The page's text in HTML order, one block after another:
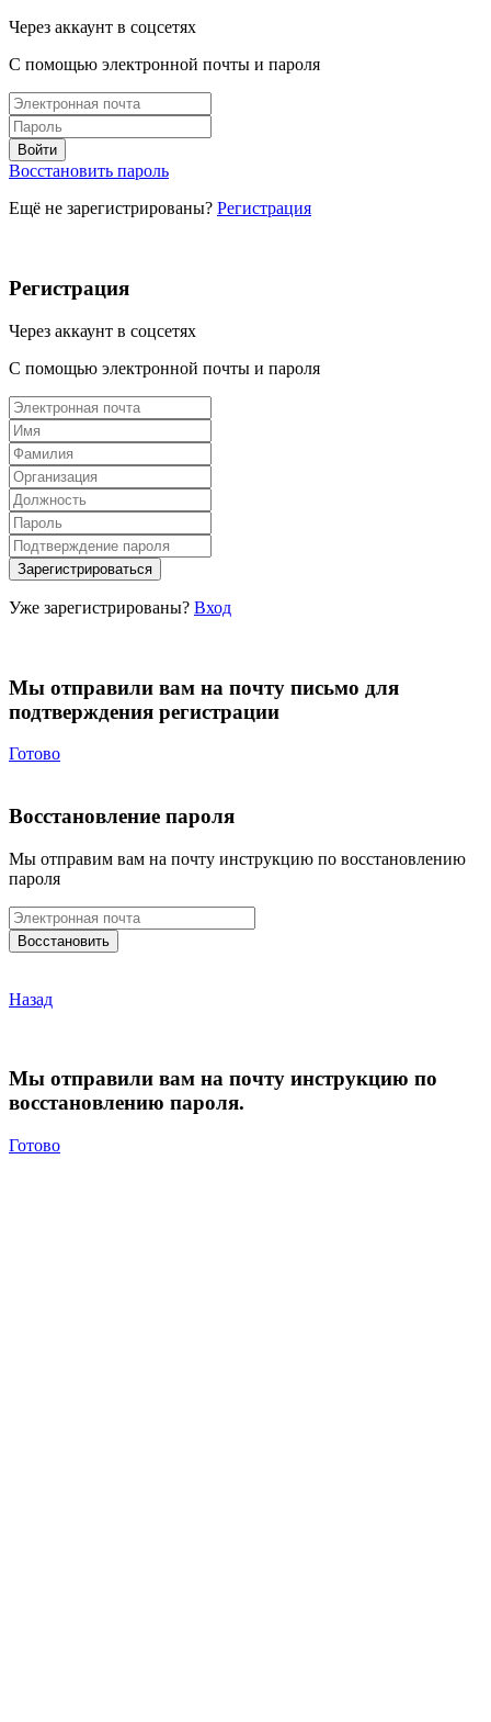
Через аккаунт в соцсетях
С помощью электронной почты и пароля
Восстановить пароль
Ещё не зарегистрированы? Регистрация
Регистрация
Через аккаунт в соцсетях
С помощью электронной почты и пароля
Уже зарегистрированы? Вход
Мы отправили вам на почту письмо для
подтверждения регистрации
Готово
Восстановление пароля
Мы отправим вам на почту инструкцию по восстановлению
пароля
Назад
Мы отправили вам на почту инструкцию по
восстановлению пароля.
Готово